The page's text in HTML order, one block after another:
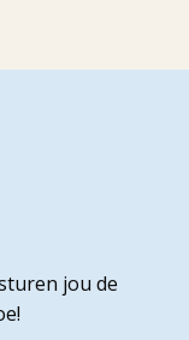
jou de